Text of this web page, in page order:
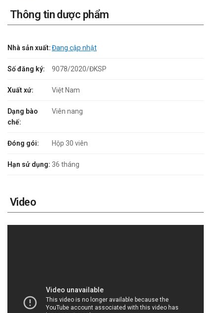
Thông tin dược phẩm
Nhà sản xuất:Đang cập nhật
Số đăng ký: 9078/2020/ĐKSP
Xuất xứ: Việt Nam
Dạng bào
chế:
Viên nang
Đóng gói: Hộp 30 viên
Hạn sử dụng: 36 tháng
Video